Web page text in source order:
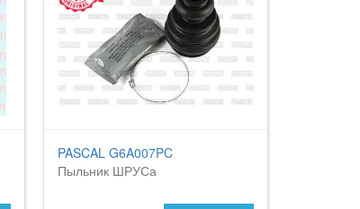
PASCAL G6A007PC
Пыльник ШРУСа